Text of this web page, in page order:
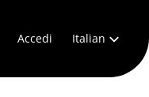
Accedi Italian